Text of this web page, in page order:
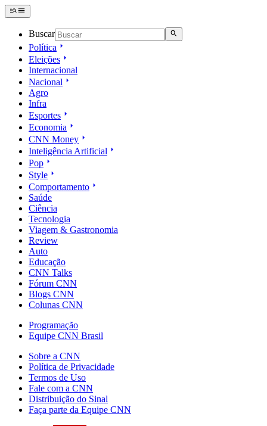
Buscar
Política
Eleições
Internacional
Nacional
Agro
Infra
Esportes
Economia
CNN Money
Inteligência Artificial
Pop
Style
Comportamento
Saúde
Ciência
Tecnologia
Viagem & Gastronomia
Review
Auto
Educação
CNN Talks
Fórum CNN
Blogs CNN
Colunas CNN
Programação
Equipe CNN Brasil
Sobre a CNN
Política de Privacidade
Termos de Uso
Fale com a CNN
Distribuição do Sinal
Faça parte da Equipe CNN